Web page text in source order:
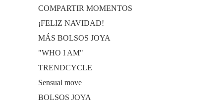
COMPARTIR MOMENTOS
¡FELIZ NAVIDAD!
MÁS BOLSOS JOYA
"WHO I AM"
TRENDCYCLE
Sensual move
BOLSOS JOYA